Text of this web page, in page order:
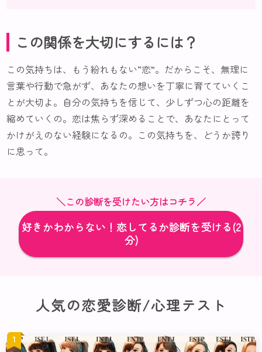
この関係を大切にするには？
この気持ちは、もう紛れもない“恋”。だからこそ、無理に
言葉や行動で急がず、あなたの想いを丁寧に育てていくこ
とが大切よ。自分の気持ちを信じて、少しずつ心の距離を
縮めていくの。恋は焦らず深めることで、あなたにとって
かけがえのない経験になるの。この気持ちを、どうか誇り
に思って。
＼この診断を受けたい方はコチラ／
好きかわからない！恋してるか診断を受ける(2
分)
人気の恋愛診断/心理テスト
1